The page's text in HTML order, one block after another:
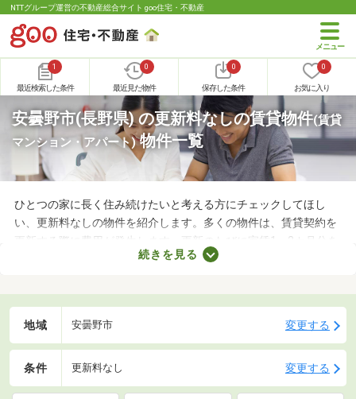
NTTグループ運営の不動産総合サイト goo住宅・不動産
1
最近検索した条件
0
最近見た物件
0
保存した条件
0
お気に入り
安曇野市(長野県) の更新料なしの賃貸物件(賃貸
マンション・アパート)物件一覧
ひとつの家に長く住み続けたいと考える方にチェックしてほし
い、更新料なしの物件を紹介します。多くの物件は、賃貸契約を
更新する際に費用が発生します。更新のたびに家賃1～2カ月分を
支払わなければならないので、支出が増える点がデメリットだと
お気に入りのお部屋に長く住めますよ。
続きを見る
地域 安曇野市 変更する
条件 更新料なし 変更する